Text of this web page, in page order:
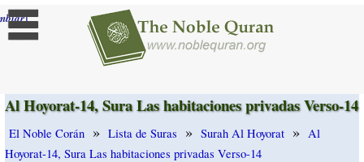
]
Al Hoyorat-14, Sura Las habitaciones privadas Verso-14
El Noble Corán » Lista de Suras » Surah Al Hoyorat » Al
Hoyorat-14, Sura Las habitaciones privadas Verso-14